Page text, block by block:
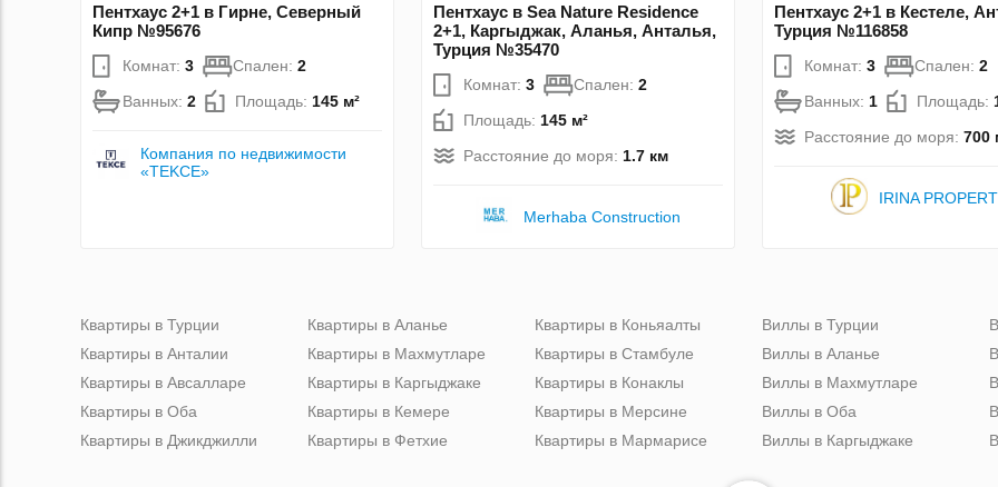
Пентхаус 2+1 в Гирне, Северный
Кипр №95676
Комнат: 3 Спален: 2
Ванных: 2 Площадь: 145 м²
Компания по недвижимости
«TEKCE»
Пентхаус в Sea Nature Residence
2+1, Каргыджак, Аланья, Анталья,
Турция №35470
Комнат: 3 Спален: 2
Площадь: 145 м²
Расстояние до моря: 1.7 км
Merhaba Construction
Пентхаус 2+1 в Кестеле,
Турция №116858
Комнат: 3 Спален: 2
Ванных: 1 Площадь:
Расстояние до моря: 700
IRINA
Квартиры в Турции
Квартиры в Анталии
Квартиры в Авсалларе
Квартиры в Оба
Квартиры в Джикджилли
Квартиры в Аланье
Квартиры в Махмутларе
Квартиры в Каргыджаке
Квартиры в Кемере
Квартиры в Фетхие
Квартиры в Коньяалты
Квартиры в Стамбуле
Квартиры в Конаклы
Квартиры в Мерсине
Квартиры в Мармарисе
Виллы в Турции
Виллы в Аланье
Виллы в Махмутларе
Виллы в Оба
Виллы в Каргыджаке